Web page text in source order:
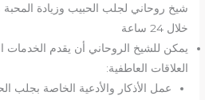
شيخ روحاني لجلب الحبيب وزيادة المحبة
خلال 24 ساعة
يمكن للشيخ الروحاني أن يقدم الخدمات
العلاقات العاطفية:
عمل الأذكار والأدعية الخاصة بجلب